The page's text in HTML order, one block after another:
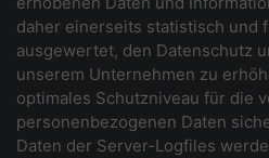
daher einerseits statistisch und
ausgewertet, den Datenschutz
unserem Unternehmen zu
optimales Schutzniveau für die
personenbezogenen Daten
Daten der Server-Logfiles